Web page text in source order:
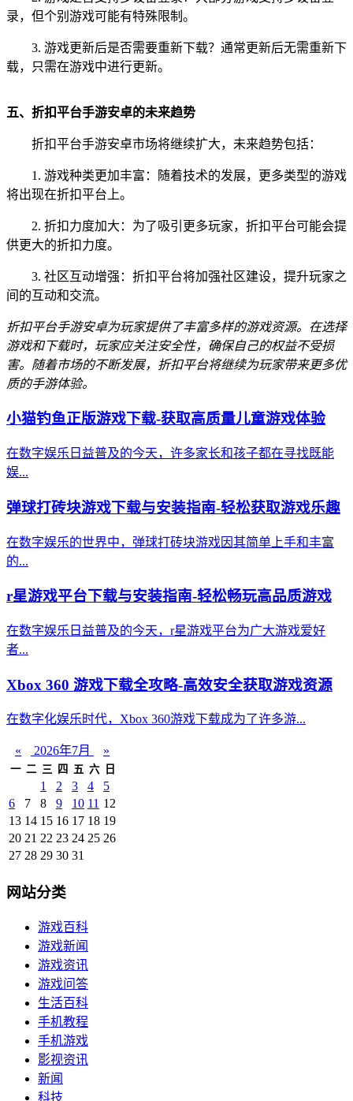
录，但个别游戏可能有特殊限制。
3. 游戏更新后是否需要重新下载？通常更新后无需重新下
载，只需在游戏中进行更新。
五、折扣平台手游安卓的未来趋势
折扣平台手游安卓市场将继续扩大，未来趋势包括：
1. 游戏种类更加丰富：随着技术的发展，更多类型的游戏
将出现在折扣平台上。
2. 折扣力度加大：为了吸引更多玩家，折扣平台可能会提
供更大的折扣力度。
3. 社区互动增强：折扣平台将加强社区建设，提升玩家之
间的互动和交流。
折扣平台手游安卓为玩家提供了丰富多样的游戏资源。在选择
游戏和下载时，玩家应关注安全性，确保自己的权益不受损
害。随着市场的不断发展，折扣平台将继续为玩家带来更多优
质的手游体验。
小猫钓鱼正版游戏下载-获取高质量儿童游戏体验
在数字娱乐日益普及的今天，许多家长和孩子都在寻找既能
娱...
弹球打砖块游戏下载与安装指南-轻松获取游戏乐趣
在数字娱乐的世界中，弹球打砖块游戏因其简单上手和丰富
的...
r星游戏平台下载与安装指南-轻松畅玩高品质游戏
在数字娱乐日益普及的今天，r星游戏平台为广大游戏爱好
者...
Xbox 360 游戏下载全攻略-高效安全获取游戏资源
在数字化娱乐时代，Xbox 360游戏下载成为了许多游...
« 2026年7月 »
一 二 三 四 五 六 日
1 2 3 4
5
6
7 8 9 10 11 12
13 14 15 16 17 18 19
20 21 22 23 24 25 26
27 28 29 30 31
网站分类
游戏百科
游戏新闻
游戏资讯
游戏问答
生活百科
手机教程
手机游戏
影视资讯
新闻
科技